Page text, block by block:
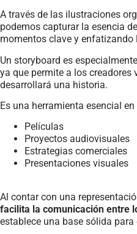
A través de las ilustraciones
podemos capturar la esencia
momentos clave y enfatizando
Un storyboard es
ya que permite a los
desarrollará una historia.
Es una herramienta esencial
Películas
Proyectos audiovisuales
Estrategias comerciales
Presentaciones visuales
Al contar con una
facilita la comunicación entre
establece una base sólida